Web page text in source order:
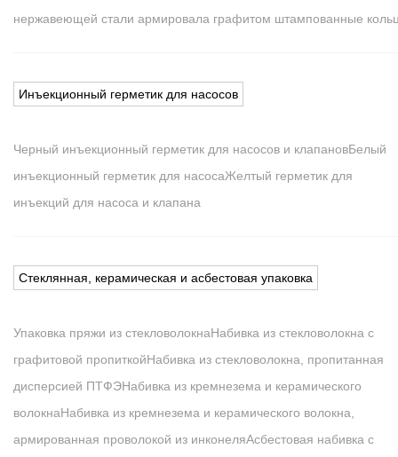
нержавеющей стали армировала графитом штампованные
Инъекционный герметик для насосов
Черный инъекционный герметик для насосов и клапановБелый
инъекционный герметик для насосаЖелтый герметик для
инъекций для насоса и клапана
Стеклянная, керамическая и асбестовая упаковка
Упаковка пряжи из стекловолокнаНабивка из стекловолокна с
графитовой пропиткойНабивка из стекловолокна, пропитанная
дисперсией ПТФЭНабивка из кремнезема и керамического
волокнаНабивка из кремнезема и керамического волокна,
армированная проволокой из инконеляАсбестовая набивка с